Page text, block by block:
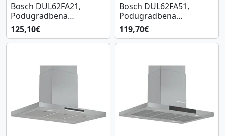
Bosch DUL62FA21,
Podugradbena
kuhinjska napa
125,10€
Bosch DUL62FA51,
Podugradbena
kuhinjska napa
119,70€